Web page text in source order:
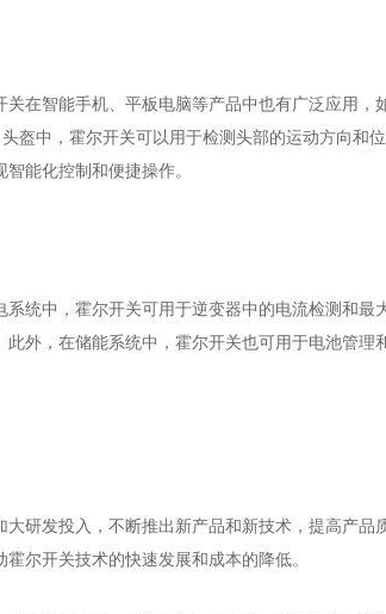
在智能手机、平板电脑等产品中也有广泛应用
中，霍尔开关可以用于检测头部的运动方向和
能化控制和便捷操作。
统中，霍尔开关可用于逆变器中的电流检测和
外，在储能系统中，霍尔开关也可用于电池管
研发投入，不断推出新产品和新技术，提高产
尔开关技术的快速发展和成本的降低。